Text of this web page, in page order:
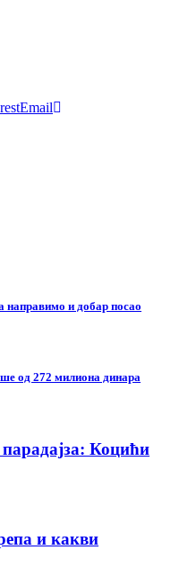
Email
направимо и добар посао
од 272 милиона динара
Коцићи
и какви